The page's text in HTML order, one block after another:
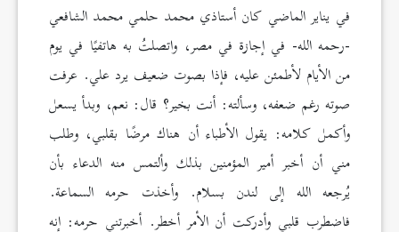
في يناير الماضي كان أستاذي محمد حلمي محمد الشافعي
-رحمه الله- في إجازة في مصر، واتصلتُ به هاتفيًا في يوم
من الأيام لأطمئن عليه، فإذا بصوت ضعيف يرد علي. عرفت
صوته رغم ضعفه، وسألته: أنت بخير؟ قال: نعم، وبدأ يسعل
وأكمل كلامه: يقول الأطباء أن هناك مرضًا بقلبي، وطلب
مني أن أخبر أمير المؤمنين بذلك وألتمس منه الدعاء بأن
يُرجعه الله إلى لندن بسلام. وأخذت حرمه السماعة.
فاضطرب قلبي وأدركت أن الأمر أخطر. أخبرتني حرمه: إنه